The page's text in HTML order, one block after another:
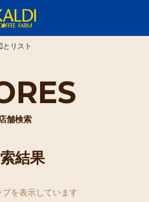
店舗検索
とリスト
結果
プを表示しています